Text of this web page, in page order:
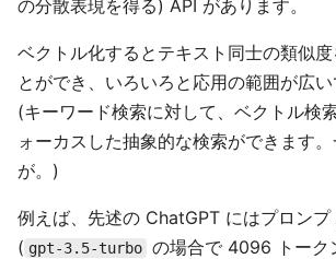
の分散表現を得る) API があります。
ベクトル化するとテキスト同士の類似
とができ、いろいろと応用の範囲が広い
(キーワード検索に対して、ベクトル検
ォーカスした抽象的な検索ができます
が。)
例えば、先述の ChatGPT にはプロンプ
( gpt-3.5-turbo の場合で 4096 トーク